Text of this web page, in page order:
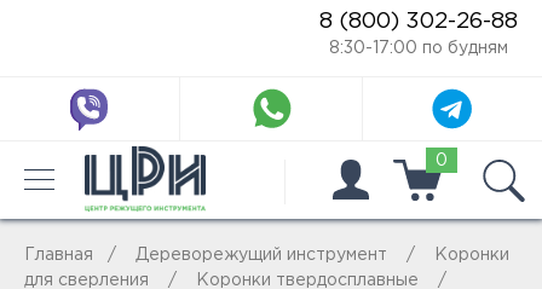
8 (800) 302-26-88
8:30-17:00 по будням
0
Главная Дереворежущий инструмент
Коронки
для сверления
Коронки твердосплавные